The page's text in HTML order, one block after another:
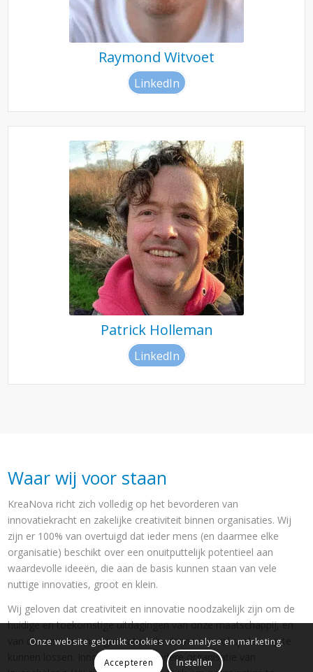
Raymond Witvoet
LinkedIn
Patrick Holleman
LinkedIn
Waar wij voor staan
KreaNova richt zich volledig op het bevorderen van
innovatiekracht en zakelijke creativiteit binnen organisaties. Wij
zijn er 100% van overtuigd dat ieder mens (en daarmee elke
organisatie) beschikt over een onuitputtelijk potentieel aan
waardevolle ideeën, die aan de basis kunnen staan van vele
nuttige innovaties, groot en klein.
Wij geloven dat creativiteit en innovatie noodzakelijk zijn om de
huidige en toekomstige uitdagingen van onze maatschappij, en
van de mensen en organisaties die daarin een rol spelen, op te
kunnen lossen. Innovatie is voor iedere organisatie van
Onze website gebruikt cookies voor analyse en marketing.
Accepteren
Instellen